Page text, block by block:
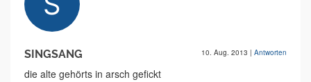
SINGSANG 10. Aug. 2013 | Antworten
die alte gehörts in arsch gefickt